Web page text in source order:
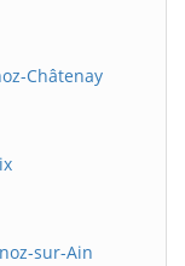
Châtenay
sur-Ain